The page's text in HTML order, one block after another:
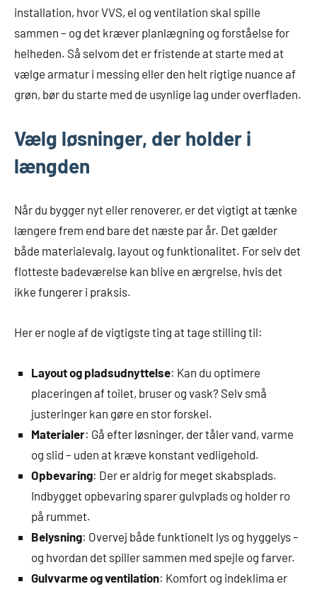
installation, hvor VVS, el og ventilation skal spille
sammen – og det kræver planlægning og forståelse for
helheden. Så selvom det er fristende at starte med at
vælge armatur i messing eller den helt rigtige nuance af
grøn, bør du starte med de usynlige lag under overfladen.
Vælg løsninger, der holder i
længden
Når du bygger nyt eller renoverer, er det vigtigt at tænke
længere frem end bare det næste par år. Det gælder
både materialevalg, layout og funktionalitet. For selv det
flotteste badeværelse kan blive en ærgrelse, hvis det
ikke fungerer i praksis.
Her er nogle af de vigtigste ting at tage stilling til:
Layout og pladsudnyttelse: Kan du optimere
placeringen af toilet, bruser og vask? Selv små
justeringer kan gøre en stor forskel.
Materialer: Gå efter løsninger, der tåler vand, varme
og slid – uden at kræve konstant vedligehold.
Opbevaring: Der er aldrig for meget skabsplads.
Indbygget opbevaring sparer gulvplads og holder ro
på rummet.
Belysning: Overvej både funktionelt lys og hyggelys –
og hvordan det spiller sammen med spejle og farver.
Gulvvarme og ventilation: Komfort og indeklima er